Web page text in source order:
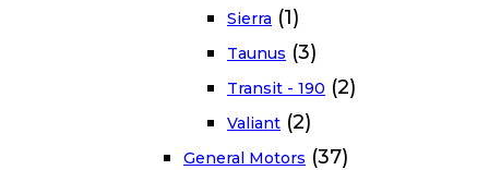
Sierra (1)
Taunus (3)
Transit - 190 (2)
Valiant (2)
General Motors (37)